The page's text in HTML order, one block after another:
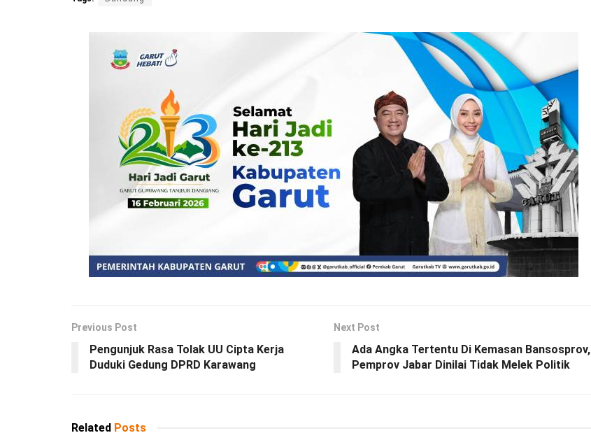
Previous Post
Pengunjuk Rasa Tolak UU Cipta Kerja
Duduki Gedung DPRD Karawang
Next Post
Ada Angka Tertentu Di Kemasan Bansosprov,
Pemprov Jabar Dinilai Tidak Melek Politik
Related Posts